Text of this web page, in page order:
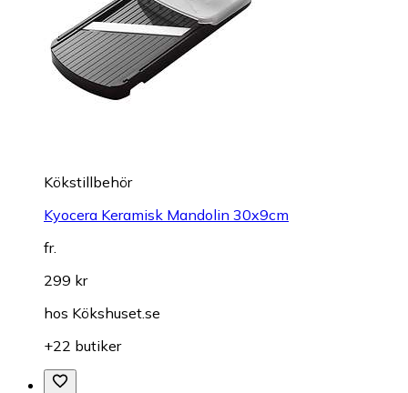
Kökstillbehör
Kyocera Keramisk Mandolin 30x9cm
fr.
299 kr
hos Kökshuset.se
+22 butiker